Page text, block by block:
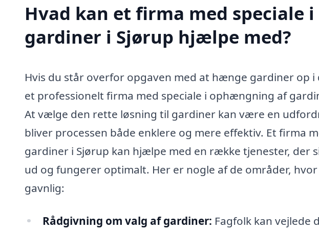
Hvad kan et firma med speciale
gardiner i Sjørup hjælpe med?
Hvis du står overfor opgaven med at hænge gardiner op
et professionelt firma med speciale i ophængning af
At vælge den rette løsning til gardiner kan være en
bliver processen både enklere og mere effektiv. Et firma
gardiner i Sjørup kan hjælpe med en række tjenester, der
ud og fungerer optimalt. Her er nogle af de områder,
gavnlig:
Rådgivning om valg af gardiner: Fagfolk kan vejlede